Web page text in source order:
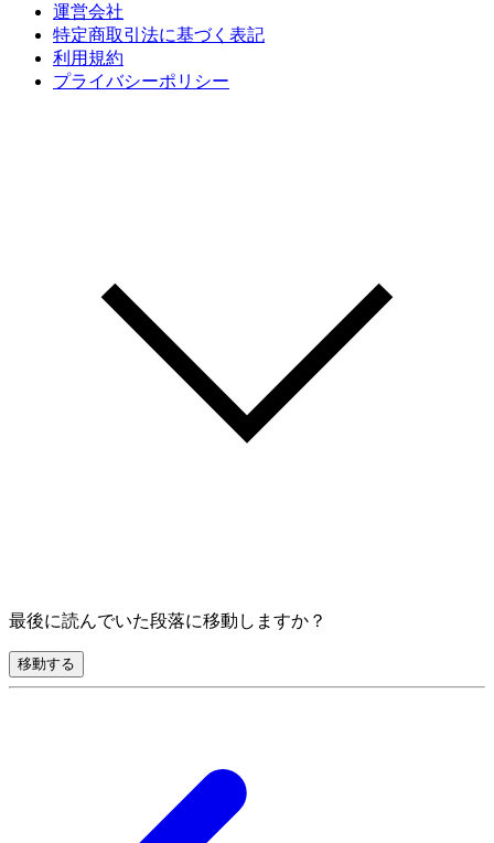
運営会社
特定商取引法に基づく表記
利用規約
プライバシーポリシー
最後に読んでいた段落に移動しますか？
移動する